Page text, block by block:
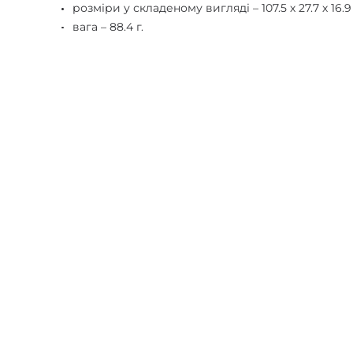
розміри у складеному вигляді – 107.5 х 27.7 х
вага – 88.4 г.